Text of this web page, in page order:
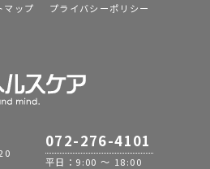
マップ プライバシーポリシー
072-276-4101
平日：9:00 ～ 18:00